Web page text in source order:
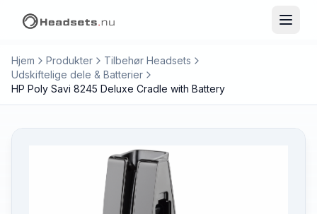
Hjem Produkter
Tilbehør Headsets
Udskiftelige dele & Batterier
HP Poly Savi 8245 Deluxe Cradle with Battery